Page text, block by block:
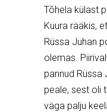
Tõhela külast
Kuura rääkis,
Rüssa Juhan
olemas.
pannud Rüssa
peale, sest oli
väga palju